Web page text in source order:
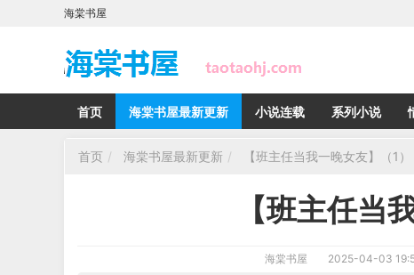
海棠书屋
首页 海棠书屋最新更新 小说连载 系列小说
首页 海棠书屋最新更新 【班主任当我一晚女友】（1）
【班主任当
海棠书屋 2025-04-03